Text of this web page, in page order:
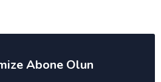
Abone Olun